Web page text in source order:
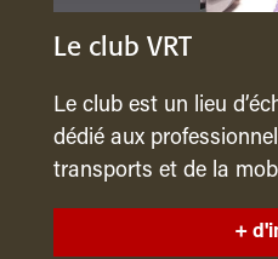
Le club VRT
Le club est un lieu
dédié aux
transports et de la
+